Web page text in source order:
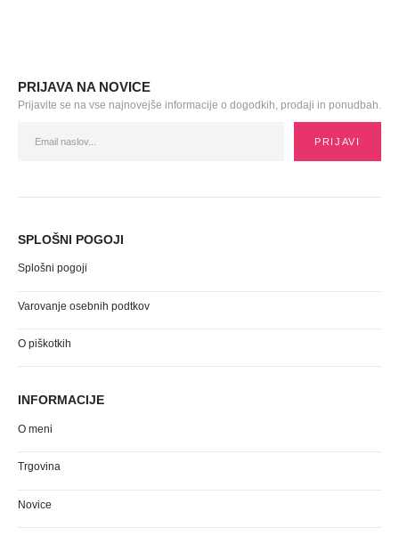
PRIJAVA NA NOVICE
Prijavite se na vse najnovejše informacije o dogodkih, prodaji in ponudbah.
SPLOŠNI POGOJI
Splošni pogoji
Varovanje osebnih podtkov
O piškotkih
INFORMACIJE
O meni
Trgovina
Novice